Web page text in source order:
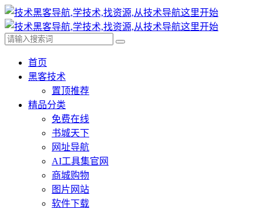
首页
黑客技术
置顶推荐
精品分类
免费在线
书城天下
网址导航
AI工具集官网
商城购物
图片网站
软件下载